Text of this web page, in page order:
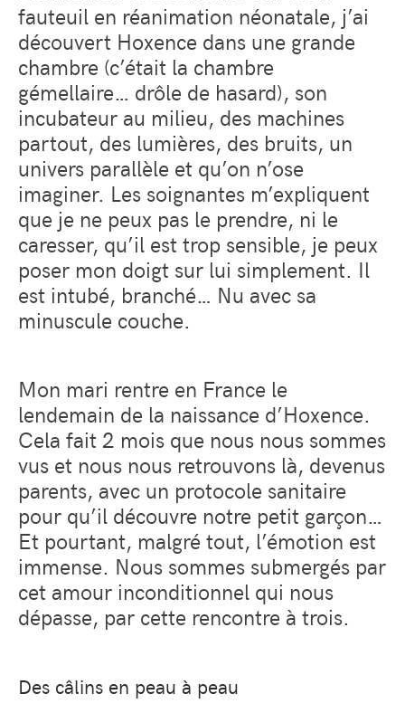
fauteuil en réanimation néonatale, j’ai
découvert Hoxence dans une grande
chambre (c’était la chambre
gémellaire… drôle de hasard), son
incubateur au milieu, des machines
partout, des lumières, des bruits, un
univers parallèle et qu’on n’ose
imaginer. Les soignantes m’expliquent
que je ne peux pas le prendre, ni le
caresser, qu’il est trop sensible, je peux
poser mon doigt sur lui simplement. Il
est intubé, branché… Nu avec sa
minuscule couche.
Mon mari rentre en France le
lendemain de la naissance d’Hoxence.
Cela fait 2 mois que nous nous sommes
vus et nous nous retrouvons là, devenus
parents, avec un protocole sanitaire
pour qu’il découvre notre petit garçon…
Et pourtant, malgré tout, l’émotion est
immense. Nous sommes submergés par
cet amour inconditionnel qui nous
dépasse, par cette rencontre à trois.
Des câlins en peau à peau